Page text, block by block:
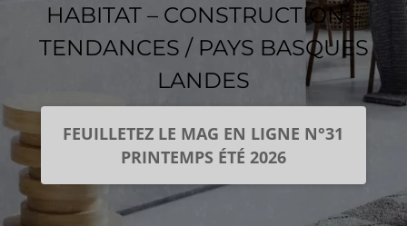
HABITAT – CONSTRUCTION –
TENDANCES / PAYS BASQUES
LANDES
FEUILLETEZ LE MAG EN LIGNE N°31
PRINTEMPS ÉTÉ 2026